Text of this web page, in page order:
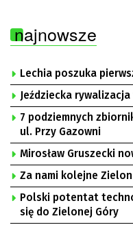
najnowsze
Lechia poszuka
Jeździecka
7 podziemnych
ul. Przy Gazowni
Mirosław Gruszecki
Za nami kolejne
Polski potentat
się do Zielonej Góry